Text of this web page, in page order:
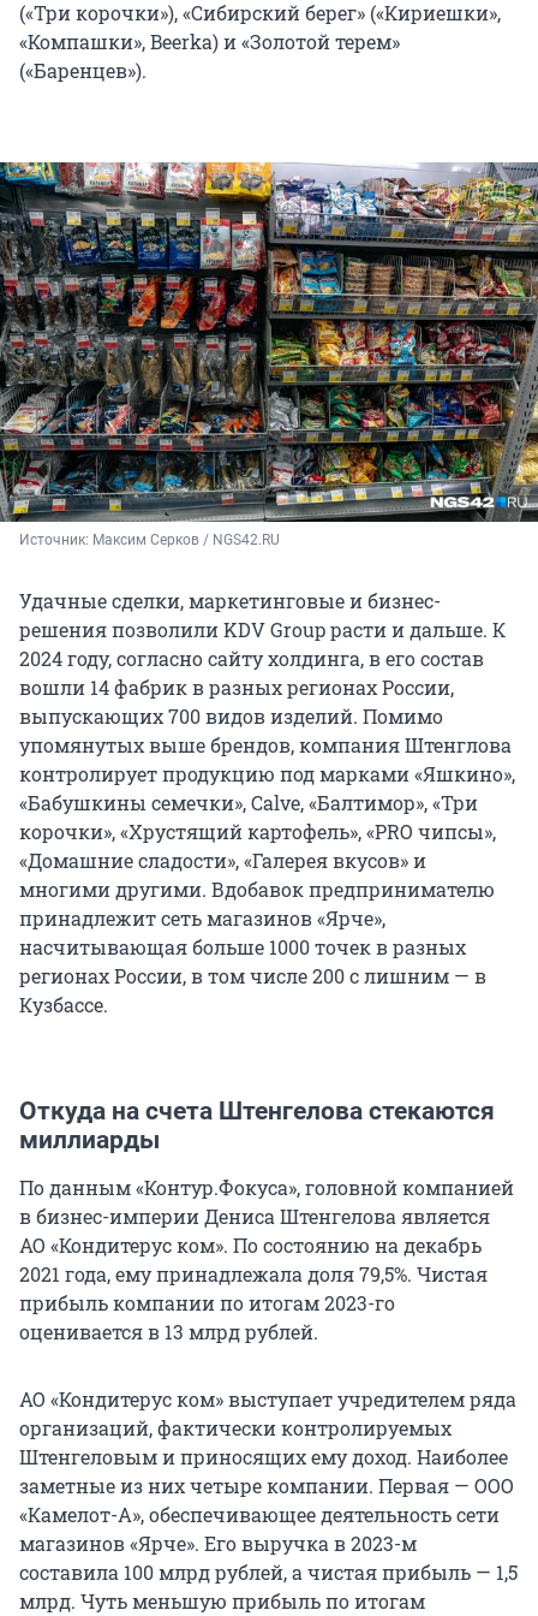
(«Три корочки»), «Сибирский берег» («Кириешки»,
«Компашки», Beerka) и «Золотой терем»
(«Баренцев»).
Источник: Максим Серков / NGS42.RU
Удачные сделки, маркетинговые и бизнес-
решения позволили KDV Group расти и дальше. К
2024 году, согласно сайту холдинга, в его состав
вошли 14 фабрик в разных регионах России,
выпускающих 700 видов изделий. Помимо
упомянутых выше брендов, компания Штенглова
контролирует продукцию под марками «Яшкино»,
«Бабушкины семечки», Calve, «Балтимор», «Три
корочки», «Хрустящий картофель», «PRO чипсы»,
«Домашние сладости», «Галерея вкусов» и
многими другими. Вдобавок предпринимателю
принадлежит сеть магазинов «Ярче»,
насчитывающая больше 1000 точек в разных
регионах России, в том числе 200 с лишним — в
Кузбассе.
Откуда на счета Штенгелова стекаются
миллиарды
По данным «Контур.Фокуса», головной компанией
в бизнес-империи Дениса Штенгелова является
АО «Кондитерус ком». По состоянию на декабрь
2021 года, ему принадлежала доля 79,5%. Чистая
прибыль компании по итогам 2023-го
оценивается в 13 млрд рублей.
АО «Кондитерус ком» выступает учредителем ряда
организаций, фактически контролируемых
Штенгеловым и приносящих ему доход. Наиболее
заметные из них четыре компании. Первая — ООО
«Камелот-А», обеспечивающее деятельность сети
магазинов «Ярче». Его выручка в 2023-м
составила 100 млрд рублей, а чистая прибыль — 1,5
млрд. Чуть меньшую прибыль по итогам